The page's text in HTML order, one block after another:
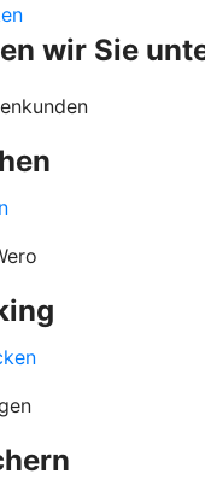
wir Sie